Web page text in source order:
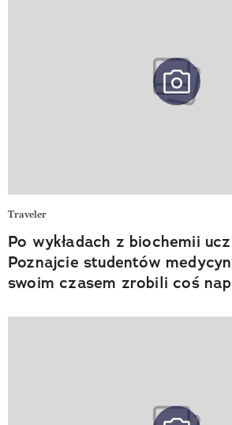
Traveler
Po wykładach z biochemii
Poznajcie studentów
swoim czasem zrobili coś